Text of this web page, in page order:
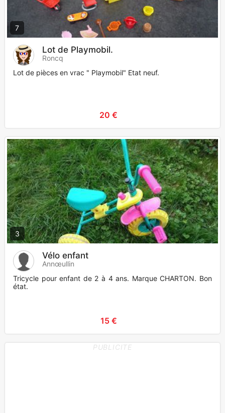
7
Lot de Playmobil.
Roncq
Lot de pièces en vrac " Playmobil" Etat neuf.
20 €
3
Vélo enfant
Annœullin
Tricycle pour enfant de 2 à 4 ans. Marque CHARTON. Bon
état.
15 €
PUBLICITE